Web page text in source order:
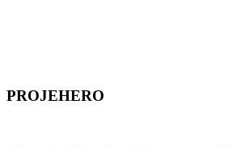
PROJEHERO